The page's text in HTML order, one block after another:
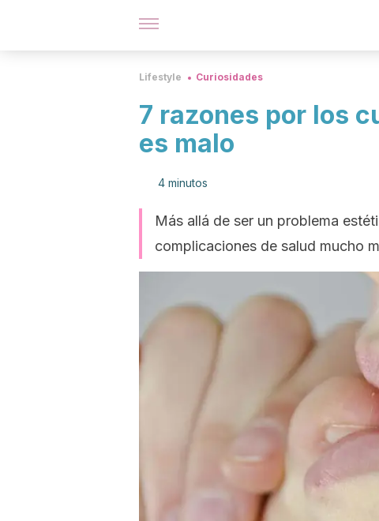
Lifestyle Curiosidades
7 razones por los
es malo
4 minutos
Más allá de ser un problema
complicaciones de salud mucho